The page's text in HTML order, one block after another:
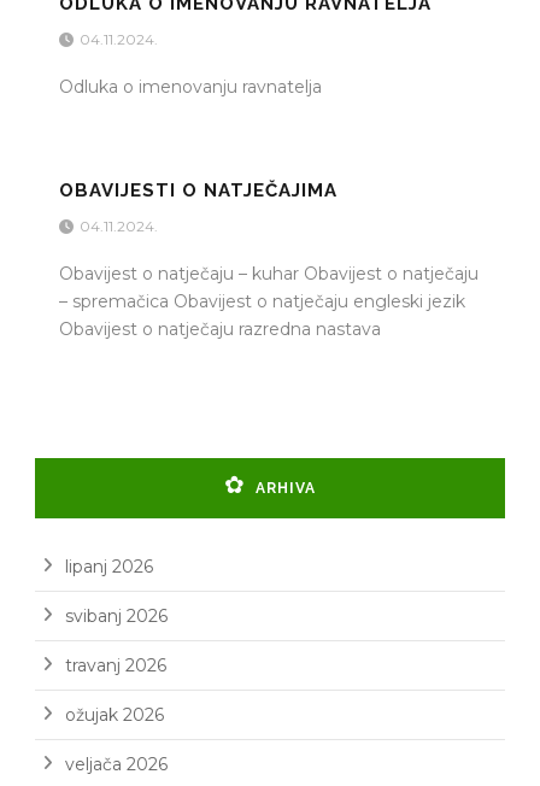
04.11.2024.
Odluka o imenovanju ravnatelja
OBAVIJESTI O NATJEČAJIMA
04.11.2024.
Obavijest o natječaju – kuhar Obavijest o natječaju
– spremačica Obavijest o natječaju engleski jezik
Obavijest o natječaju razredna nastava
ARHIVA
lipanj 2026
svibanj 2026
travanj 2026
ožujak 2026
veljača 2026